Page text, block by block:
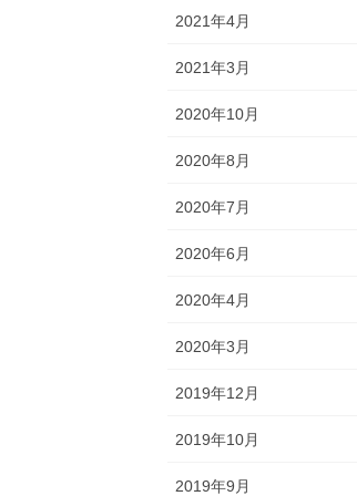
2021年4月
2021年3月
2020年10月
2020年8月
2020年7月
2020年6月
2020年4月
2020年3月
2019年12月
2019年10月
2019年9月